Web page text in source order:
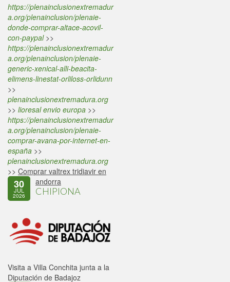
https://plenainclusionextremadur
a.org/plenainclusion/plenaie-
donde-comprar-altace-acovil-
con-paypal>>
https://plenainclusionextremadur
a.org/plenainclusion/plenaie-
generic-xenical-alli-beacita-
elimens-linestat-orliloss-orlidunn
>>
plenainclusionextremadura.org
>> lioresal envio europa >>
https://plenainclusionextremadur
a.org/plenainclusion/plenaie-
comprar-avana-por-internet-en-
españa >>
plenainclusionextremadura.org
>> Comprar valtrex tridiavir en
andorra
30
JUL
2026 CHIPIONA
Visita a Villa Conchita junta a la
Diputación de Badajoz